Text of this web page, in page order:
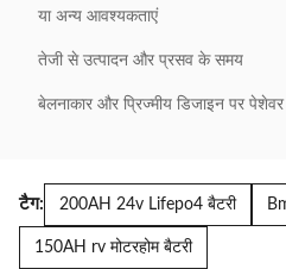
या अन्य आवश्यकताएं
तेजी से उत्पादन और प्रसव के समय
बेलनाकार और प्रिज्मीय डिजाइन पर
टैग: 200AH 24v Lifepo4 बैटरी
150AH rv मोटरहोम बैटरी